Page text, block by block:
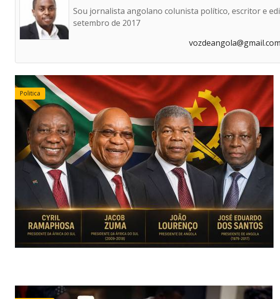
Sou jornalista angolano colunista político, escritor e
setembro de 2017
vozdeangola@gmail.com
Politica